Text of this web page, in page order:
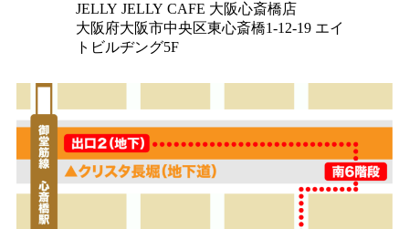
JELLY JELLY CAFE 大阪心斎橋店
大阪府大阪市中央区東心斎橋1-12-19 エイ
トビルヂング5F